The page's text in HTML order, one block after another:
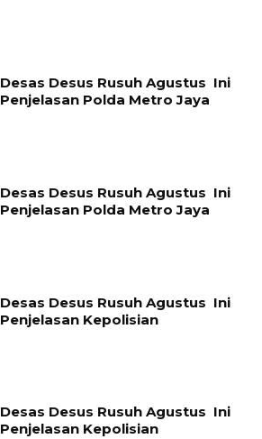
Desas Desus Rusuh Agustus Ini
Penjelasan Polda Metro Jaya
Desas Desus Rusuh Agustus Ini
Penjelasan Polda Metro Jaya
Desas Desus Rusuh Agustus Ini
Penjelasan Kepolisian
Desas Desus Rusuh Agustus Ini
Penjelasan Kepolisian